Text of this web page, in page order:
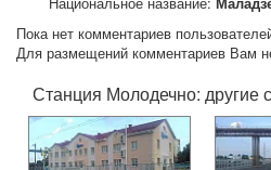
Пока нет комментариев
Для размещений комментариев Вам
Станция Молодечно: другие